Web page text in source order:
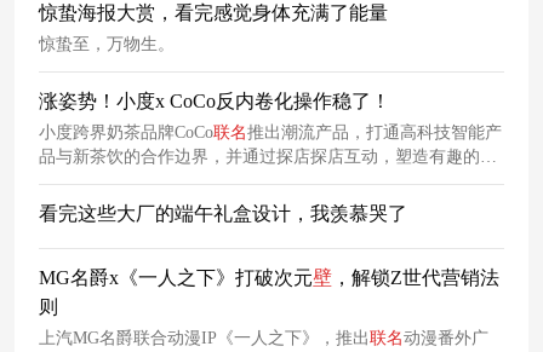
出圣诞歌单，野兽派上线圣诞新品，玩转圣诞，吸引消费者。
惊蛰海报大赏，看完感觉身体充满了能量
惊蛰至，万物生。
涨姿势！小度x CoCo反内卷化操作稳了！
小度跨界奶茶品牌CoCo联名推出潮流产品，打通高科技智能产
品与新茶饮的合作边界，并通过探店探店互动，塑造有趣的品
牌形象，赢得品效合一的效果。
看完这些大厂的端午礼盒设计，我羡慕哭了
MG名爵x《一人之下》打破次元壁 ，解锁Z世代营销法
则
上汽MG名爵联合动漫IP《一人之下》，推出联名动漫番外广